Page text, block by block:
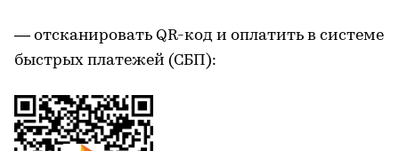
— отсканировать QR-код и оплатить в системе
быстрых платежей (СБП):